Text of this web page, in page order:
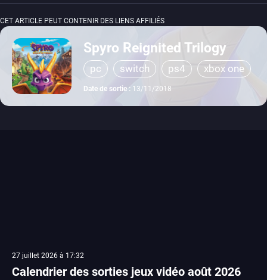
CET ARTICLE PEUT CONTENIR DES LIENS AFFILIÉS
Spyro Reignited Trilogy
pc switch ps4 xbox one
Date de sortie : 13/11/2018
27 juillet 2026 à 17:32
Calendrier des sorties jeux vidéo août 2026